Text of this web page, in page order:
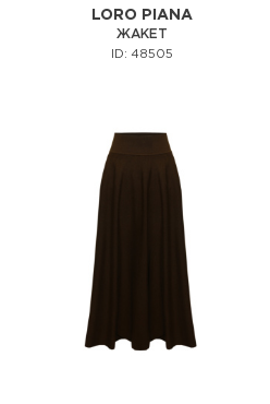
LORO PIANA
ЖАКЕТ
ID: 48505